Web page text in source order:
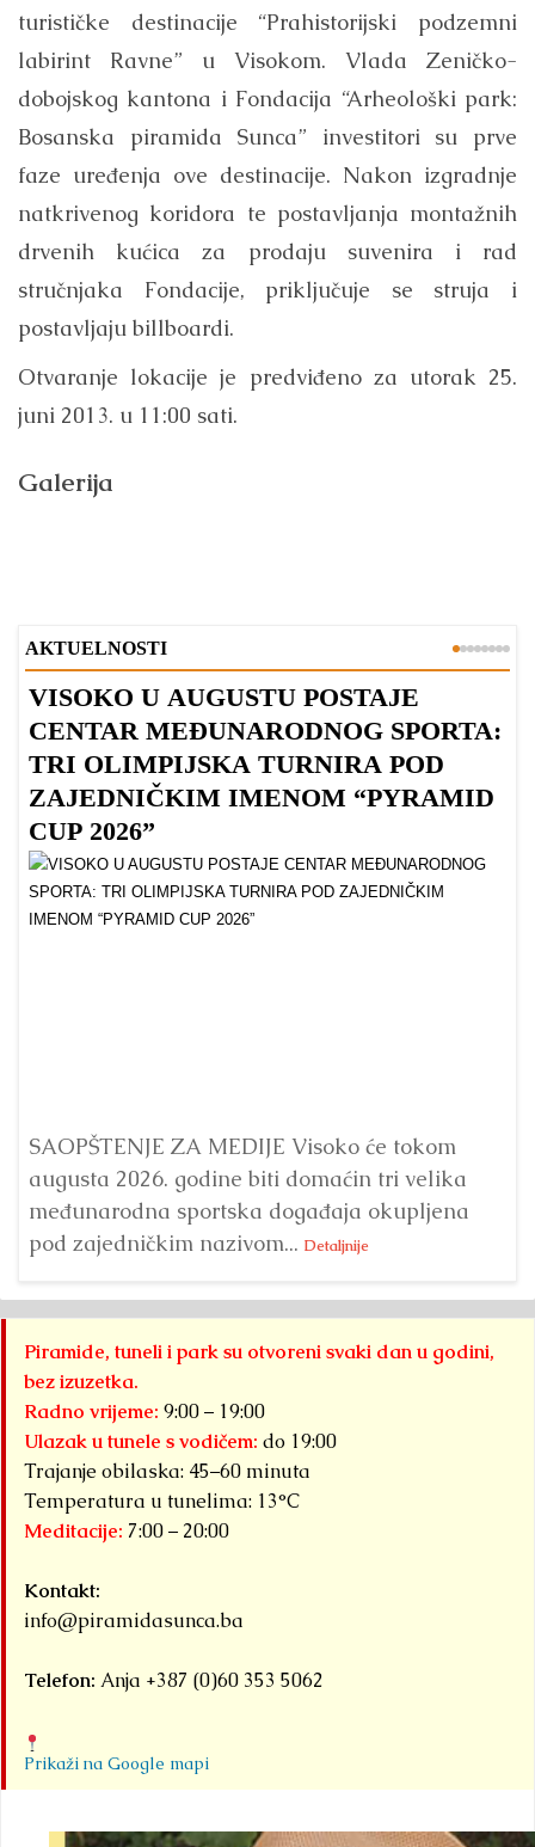
turističke destinacije “Prahistorijski podzemni
labirint Ravne” u Visokom. Vlada Zeničko-
dobojskog kantona i Fondacija “Arheološki park:
Bosanska piramida Sunca” investitori su prve
faze uređenja ove destinacije. Nakon izgradnje
natkrivenog koridora te postavljanja montažnih
drvenih kućica za prodaju suvenira i rad
stručnjaka Fondacije, priključuje se struja i
postavljaju billboardi.
Otvaranje lokacije je predviđeno za utorak 25.
juni 2013. u 11:00 sati.
Galerija
AKTUELNOSTI
VISOKO U AUGUSTU POSTAJE
CENTAR MEĐUNARODNOG SPORTA:
TRI OLIMPIJSKA TURNIRA POD
ZAJEDNIČKIM IMENOM “PYRAMID
CUP 2026”
SAOPŠTENJE ZA MEDIJE Visoko će tokom
augusta 2026. godine biti domaćin tri velika
međunarodna sportska događaja okupljena
pod zajedničkim nazivom... Detaljnije
Piramide, tuneli i park su otvoreni svaki dan u godini,
bez izuzetka.
Radno vrijeme: 9:00 – 19:00
Ulazak u tunele s vodičem: do 19:00
Trajanje obilaska: 45–60 minuta
Temperatura u tunelima: 13°C
Meditacije: 7:00 – 20:00
Kontakt:
info@piramidasunca.ba
Telefon: Anja +387 (0)60 353 5062
Prikaži na Google mapi